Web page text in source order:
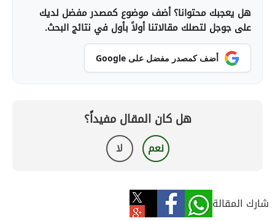
هل يعجبك محتوانا؟ أضف موضوع كمصدر مفضل لديك
على جوجل لتصلك مقالاتنا أولاً بأول في نتائج البحث.
أضف كمصدر مفضل على Google
هل كان المقال مفيداً؟
نعم لا
شارك المقالة